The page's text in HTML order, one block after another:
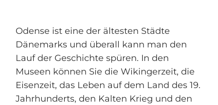
Odense ist eine der ältesten Städte
Dänemarks und überall kann man den
Lauf der Geschichte spüren. In den
Museen können Sie die Wikingerzeit, die
Eisenzeit, das Leben auf dem Land des 19.
Jahrhunderts, den Kalten Krieg und den